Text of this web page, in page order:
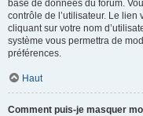
base de données du forum.
contrôle de l’utilisateur. Le
cliquant sur votre nom
système vous permettra de
préférences.
Haut
Comment puis-je masquer